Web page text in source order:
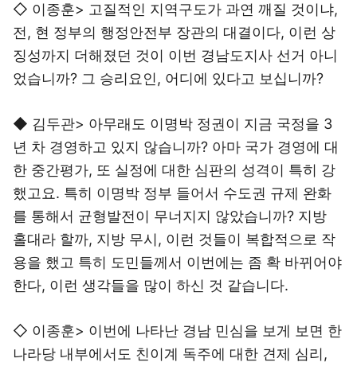
◇ 이종훈> 고질적인 지역구도가 과연 깨질 것이냐,
전, 현 정부의 행정안전부 장관의 대결이다, 이런 상
징성까지 더해졌던 것이 이번 경남도지사 선거 아니
었습니까? 그 승리요인, 어디에 있다고 보십니까?
◆ 김두관> 아무래도 이명박 정권이 지금 국정을 3
년 차 경영하고 있지 않습니까? 아마 국가 경영에 대
한 중간평가, 또 실정에 대한 심판의 성격이 특히 강
했고요. 특히 이명박 정부 들어서 수도권 규제 완화
를 통해서 균형발전이 무너지지 않았습니까? 지방
홀대라 할까, 지방 무시, 이런 것들이 복합적으로 작
용을 했고 특히 도민들께서 이번에는 좀 확 바뀌어야
한다, 이런 생각들을 많이 하신 것 같습니다.
◇ 이종훈> 이번에 나타난 경남 민심을 보게 보면 한
나라당 내부에서도 친이계 독주에 대한 견제 심리,